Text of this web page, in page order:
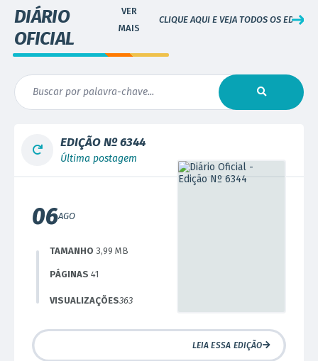
DIÁRIO
OFICIAL
CLIQUE AQUI E VEJA TODOS OS EDITAIS
Última postagem
EDIÇÃO Nº6344
TAMANHO 3,99 MB
PÁGINAS 41
06AGO
363
VISUALIZAÇÕES
LEIA ESSA EDIÇÃO